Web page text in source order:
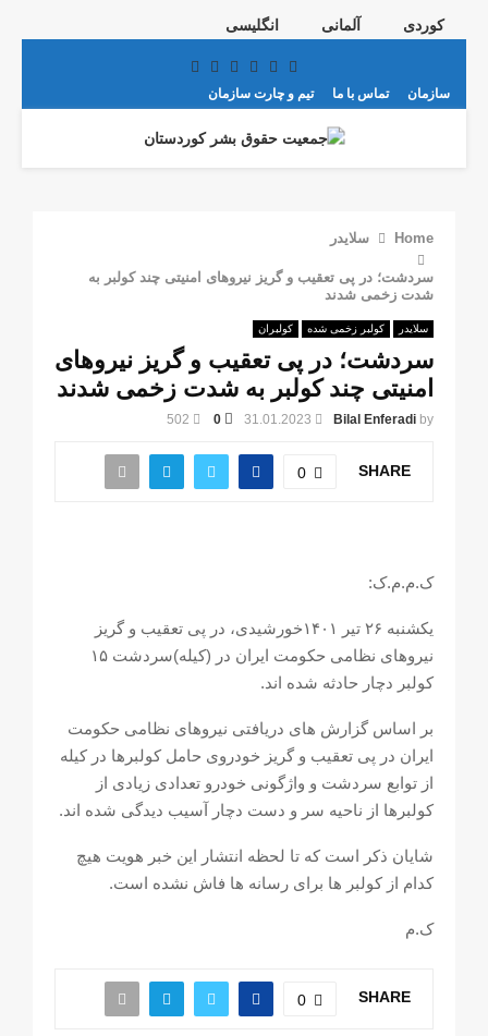
کوردی آلمانی انگلیسی
Facebook
Twitter
Instagram
Youtube
Email
سازمان تماس با ما تیم و چارت سازمان
PRIMARY
Home سلایدر
سردشت؛ در پی تعقیب و گریز نیروهای امنیتی چند کولبر به
شدت زخمی شدند
سلایدر کولبر زخمی شدە کولبران
سردشت؛ در پی تعقیب و گریز نیروهای
امنیتی چند کولبر به شدت زخمی شدند
by
Bilal Enferadi
31.01.2023
0
502
SHARE
0
ک.م.م.ک:
یکشنبه ۲۶ تیر ۱۴۰۱خورشیدی، در پی تعقیب و گریز
نیروهای نظامی حکومت ایران در (کیله)سردشت ۱۵
کولبر دچار حادثه شده اند.
بر اساس گزارش های دریافتی نیروهای نظامی حکومت
ایران در پی تعقیب و گریز خودروی حامل کولبرها در کیله
از توابع سردشت و واژگونی خودرو تعدادی زیادی از
کولبرها از ناحیه سر و دست دچار آسیب دیدگی شده اند.
شایان ذکر است که تا لحظه انتشار این خبر هویت هیچ
کدام از کولبر ها برای رسانه ها فاش نشده است.
ک.م
SHARE
0